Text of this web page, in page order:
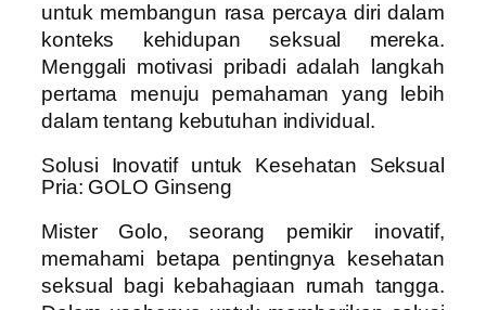
untuk membangun rasa percaya diri dalam
konteks kehidupan seksual mereka.
Menggali motivasi pribadi adalah langkah
pertama menuju pemahaman yang lebih
dalam tentang kebutuhan individual.
Solusi Inovatif untuk Kesehatan Seksual
Pria: GOLO Ginseng
Mister Golo, seorang pemikir inovatif,
memahami betapa pentingnya kesehatan
seksual bagi kebahagiaan rumah tangga.